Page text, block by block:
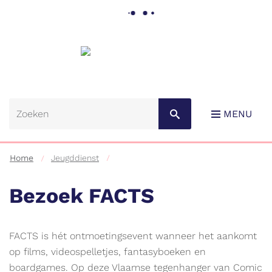
Naar
content
MENU
Home Jeugddienst
Bezoek FACTS
FACTS is hét ontmoetingsevent wanneer het aankomt
op films, videospelletjes, fantasyboeken en
boardgames. Op deze Vlaamse tegenhanger van Comic